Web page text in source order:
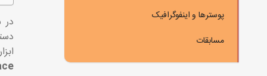
پوسترها و اینفوگرافیک
مسابقات